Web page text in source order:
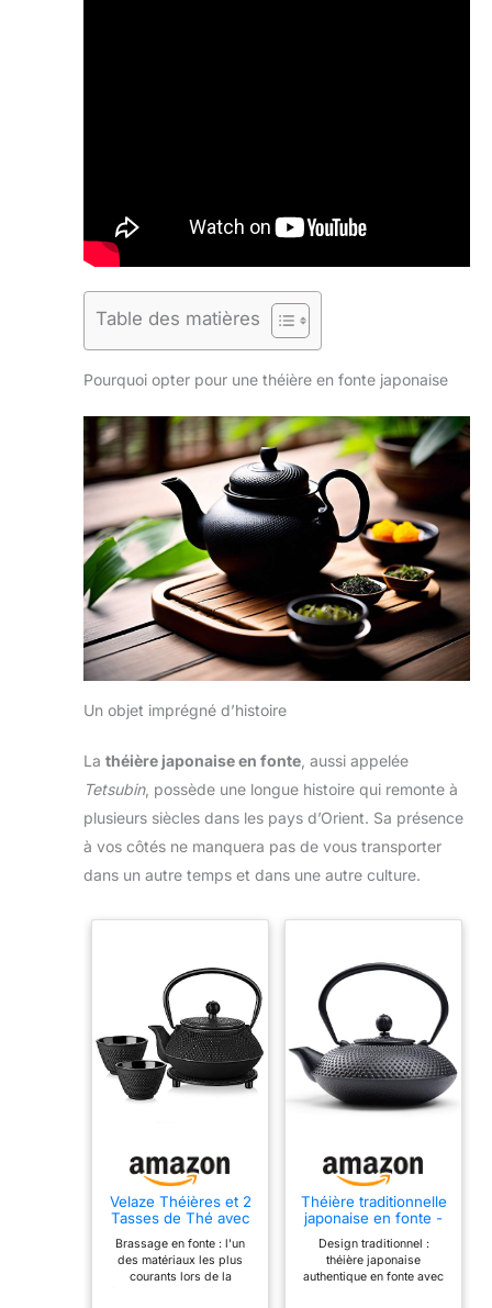
Table des matières
Pourquoi opter pour une théière en fonte japonaise
Un objet imprégné d’histoire
La théière japonaise en fonte , aussi appelée
Tetsubin, possède une longue histoire qui remonte à
plusieurs siècles dans les pays d’Orient. Sa présence
à vos côtés ne manquera pas de vous transporter
dans un autre temps et dans une autre culture.
Velaze Théières et 2
Tasses de Thé avec
Induction Emaillé
Noir de 700ML, Set
Teapot en Fer
Brassage en fonte : l'un
des matériaux les plus
courants lors de la
Théière traditionnelle
japonaise en fonte -
Design traditionnel :
théière japonaise
authentique en fonte avec